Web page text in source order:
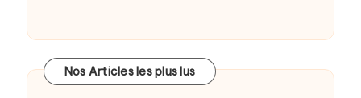
Nos Articles les plus lus